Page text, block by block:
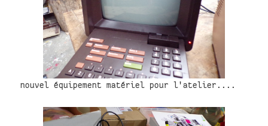
nouvel équipement matériel pour l'atelier....